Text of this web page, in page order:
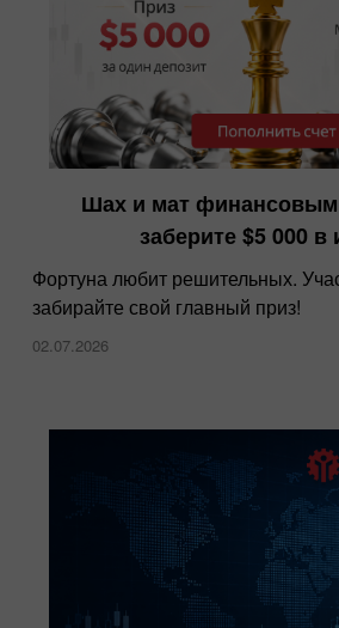
на рынкеШах и мат
заберите $5 000
Фортуна любит решительных.
забирайте свой главный приз!
02.07.2026